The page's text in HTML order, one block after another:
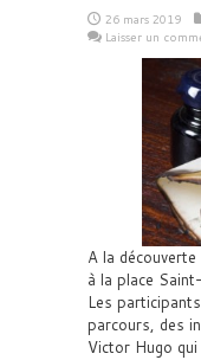
26 mars 2019
Laisser un
A la
à la place
Les
parcours, des
Victor Hugo